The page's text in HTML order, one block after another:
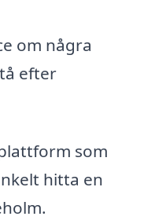
om några
efter
som
hitta en